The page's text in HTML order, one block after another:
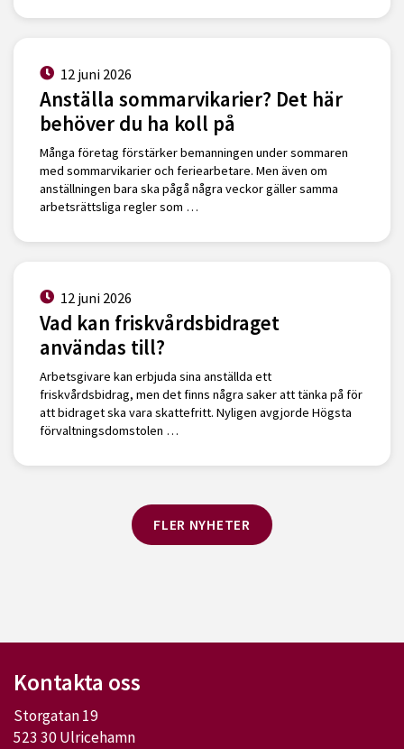
12 juni 2026
Anställa sommarvikarier? Det här
behöver du ha koll på
Många företag förstärker bemanningen under sommaren
med sommarvikarier och feriearbetare. Men även om
anställningen bara ska pågå några veckor gäller samma
arbetsrättsliga regler som …
12 juni 2026
Vad kan friskvårdsbidraget
användas till?
Arbetsgivare kan erbjuda sina anställda ett
friskvårdsbidrag, men det finns några saker att tänka på för
att bidraget ska vara skattefritt. Nyligen avgjorde Högsta
förvaltningsdomstolen …
FLER NYHETER
Kontakta oss
Storgatan 19
523 30 Ulricehamn